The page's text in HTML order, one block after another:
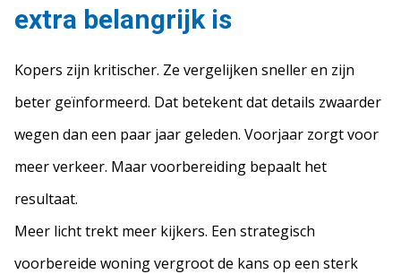
extra belangrijk is
Kopers zijn kritischer. Ze vergelijken sneller en zijn
beter geïnformeerd. Dat betekent dat details zwaarder
wegen dan een paar jaar geleden. Voorjaar zorgt voor
meer verkeer. Maar voorbereiding bepaalt het
resultaat.
Meer licht trekt meer kijkers. Een strategisch
voorbereide woning vergroot de kans op een sterk